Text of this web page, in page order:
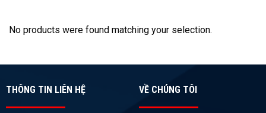
No products were found matching your selection.
THÔNG TIN LIÊN HỆ VỀ CHÚNG TÔI